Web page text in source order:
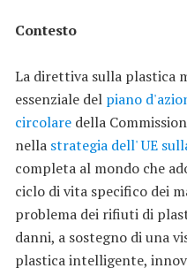
Contesto
La direttiva sulla plastica
essenziale del piano
circolare della
nella strategia dell' UE
completa al mondo che
ciclo di vita specifico dei
problema dei rifiuti di
danni, a sostegno di una
plastica intelligente,